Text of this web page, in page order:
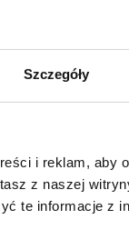
Szczegóły
i reklam, aby
z naszej
te informacje z
To
przed
będzie miał